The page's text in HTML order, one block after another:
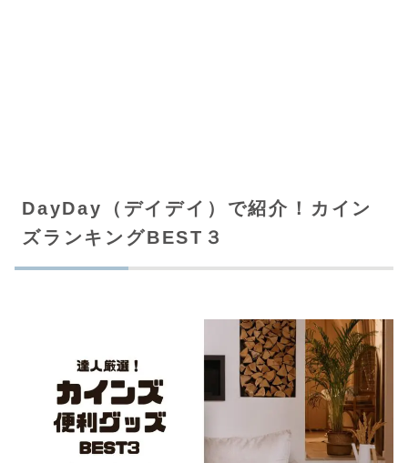
DayDay（デイデイ）で紹介！カイン
ズランキングBEST３